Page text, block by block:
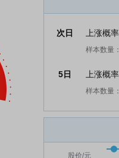
次日 上涨概
样本数量
5日 上涨概
样本数量